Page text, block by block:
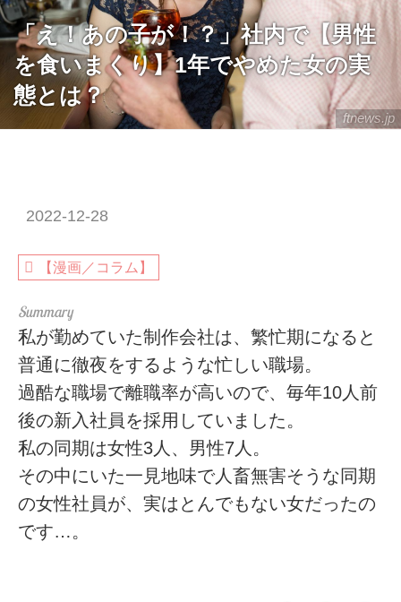
ftnews.jp
「え！あの子が！？」社内で【男性
を食いまくり】1年でやめた女の実
態とは？
2022-12-28
【漫画／コラム】
私が勤めていた制作会社は、繁忙期になると
普通に徹夜をするような忙しい職場。
過酷な職場で離職率が高いので、毎年10人前
後の新入社員を採用していました。
私の同期は女性3人、男性7人。
その中にいた一見地味で人畜無害そうな同期
の女性社員が、実はとんでもない女だったの
です…。